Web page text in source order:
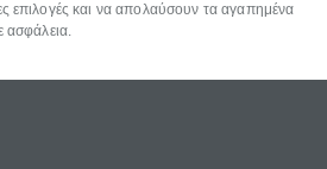
επιλογές και να απολαύσουν τα αγαπημένα
ασφάλεια.